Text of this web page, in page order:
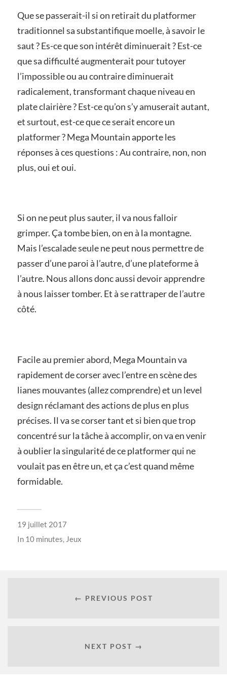
Que se passerait-il si on retirait du platformer
traditionnel sa substantifique moelle, à savoir le
saut ? Es-ce que son intérêt diminuerait ? Est-ce
que sa difficulté augmenterait pour tutoyer
l’impossible ou au contraire diminuerait
radicalement, transformant chaque niveau en
plate clairière ? Est-ce qu’on s’y amuserait autant,
et surtout, est-ce que ce serait encore un
platformer ? Mega Mountain apporte les
réponses à ces questions : Au contraire, non, non
plus, oui et oui.
Si on ne peut plus sauter, il va nous falloir
grimper. Ça tombe bien, on en à la montagne.
Mais l’escalade seule ne peut nous permettre de
passer d’une paroi à l’autre, d’une plateforme à
l’autre. Nous allons donc aussi devoir apprendre
à nous laisser tomber. Et à se rattraper de l’autre
côté.
Facile au premier abord, Mega Mountain va
rapidement de corser avec l’entre en scène des
lianes mouvantes (allez comprendre) et un level
design réclamant des actions de plus en plus
précises. Il va se corser tant et si bien que trop
concentré sur la tâche à accomplir, on va en venir
à oublier la singularité de ce platformer qui ne
voulait pas en être un, et ça c’est quand même
formidable.
19 juillet 2017
In 10 minutes, Jeux
← PREVIOUS POST
NEXT POST →